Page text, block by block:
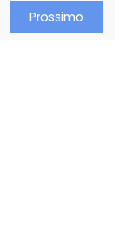
Prossimo